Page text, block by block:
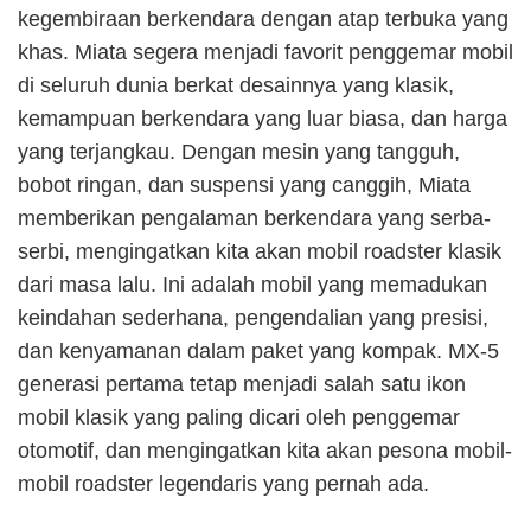
kegembiraan berkendara dengan atap terbuka yang
khas. Miata segera menjadi favorit penggemar mobil
di seluruh dunia berkat desainnya yang klasik,
kemampuan berkendara yang luar biasa, dan harga
yang terjangkau. Dengan mesin yang tangguh,
bobot ringan, dan suspensi yang canggih, Miata
memberikan pengalaman berkendara yang serba-
serbi, mengingatkan kita akan mobil roadster klasik
dari masa lalu. Ini adalah mobil yang memadukan
keindahan sederhana, pengendalian yang presisi,
dan kenyamanan dalam paket yang kompak. MX-5
generasi pertama tetap menjadi salah satu ikon
mobil klasik yang paling dicari oleh penggemar
otomotif, dan mengingatkan kita akan pesona mobil-
mobil roadster legendaris yang pernah ada.